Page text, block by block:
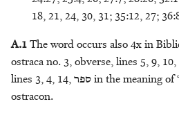
Light
Metals
Morality
Paul Sanders
M. Patrizia Sciumbata
Haposan Cornelius Sinaga
18, 21, 24, 30, 31; 35:12, 27;
A.1The word occurs also 4x in
ostraca no. 3, obverse, lines 5, 9,
lines 3, 4, 14,ספרin the meaning of
ostracon.